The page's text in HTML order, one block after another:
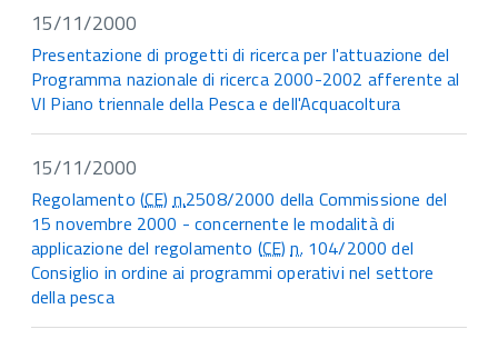
15/11/2000
Presentazione di progetti di ricerca per l'attuazione del
Programma nazionale di ricerca 2000-2002 afferente al
VI Piano triennale della Pesca e dell'Acquacoltura
15/11/2000
Regolamento (CE)n.2508/2000 della Commissione del
15 novembre 2000 - concernente le modalità di
applicazione del regolamento (CE)n. 104/2000 del
Consiglio in ordine ai programmi operativi nel settore
della pesca